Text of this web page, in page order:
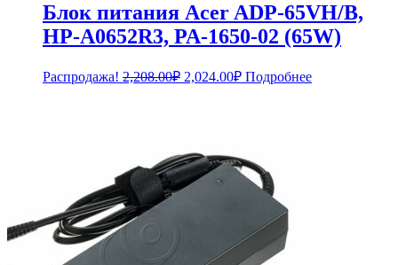
Блок питания Acer ADP-65VH/B,
HP-A0652R3, PA-1650-02 (65W)
Распродажа! 2,208.00₽ Первоначальная
2,024.00₽Текущая
цена:
Подробнее